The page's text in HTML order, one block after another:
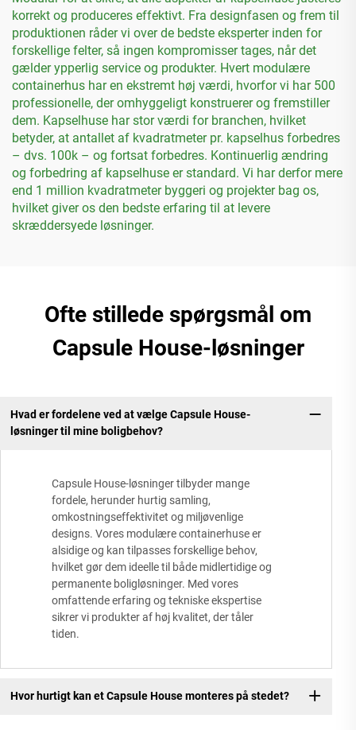
korrekt og produceres effektivt. Fra designfasen og frem til
produktionen råder vi over de bedste eksperter inden for
forskellige felter, så ingen kompromisser tages, når det
gælder ypperlig service og produkter. Hvert modulære
containerhus har en ekstremt høj værdi, hvorfor vi har 500
professionelle, der omhyggeligt konstruerer og fremstiller
dem. Kapselhuse har stor værdi for branchen, hvilket
betyder, at antallet af kvadratmeter pr. kapselhus forbedres
– dvs. 100k – og fortsat forbedres. Kontinuerlig ændring
og forbedring af kapselhuse er standard. Vi har derfor mere
end 1 million kvadratmeter byggeri og projekter bag os,
hvilket giver os den bedste erfaring til at levere
skræddersyede løsninger.
Ofte stillede spørgsmål om
Capsule House-løsninger
Hvad er fordelene ved at vælge Capsule House-
løsninger til mine boligbehov?
Capsule House-løsninger tilbyder mange
fordele, herunder hurtig samling,
omkostningseffektivitet og miljøvenlige
designs. Vores modulære containerhuse er
alsidige og kan tilpasses forskellige behov,
hvilket gør dem ideelle til både midlertidige og
permanente boligløsninger. Med vores
omfattende erfaring og tekniske ekspertise
sikrer vi produkter af høj kvalitet, der tåler
tiden.
Hvor hurtigt kan et Capsule House monteres på stedet?